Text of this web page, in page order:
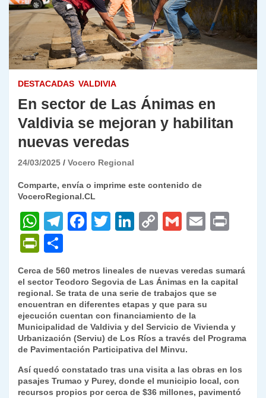
DESTACADAS VALDIVIA
En sector de Las Ánimas en
Valdivia se mejoran y habilitan
nuevas veredas
24/03/2025 Vocero Regional
Comparte, envía o imprime este contenido de
VoceroRegional.CL
W
h
at
s
A
p
p
T
gr
a
m
F
e
b
o
o
k
T
er
Li
e
dI
n
C
y
Li
n
k
G
l
E
l
P
ri
nt
Fr
ie
n
dl
y
o
m
p
ar
tir
Cerca de 560 metros lineales de nuevas veredas sumará
el sector Teodoro Segovia de Las Ánimas en la capital
regional. Se trata de una serie de trabajos que se
encuentran en diferentes etapas y que para su
ejecución cuentan con financiamiento de la
Municipalidad de Valdivia y del Servicio de Vivienda y
Urbanización (Serviu) de Los Ríos a través del Programa
de Pavimentación Participativa del Minvu.
Así quedó constatado tras una visita a las obras en los
pasajes Trumao y Purey, donde el municipio local, con
recursos propios por cerca de $36 millones, pavimentó